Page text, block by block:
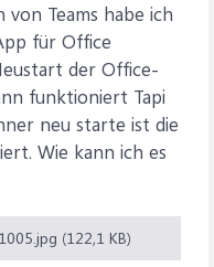
Teams habe ich
für Office
der Office-
funktioniert Tapi
neu starte ist die
Wie kann ich es
(122,1 KB)